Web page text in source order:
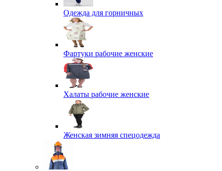
Одежда для горничных
Фартуки рабочие женские
Халаты рабочие женские
Женская зимняя спецодежда